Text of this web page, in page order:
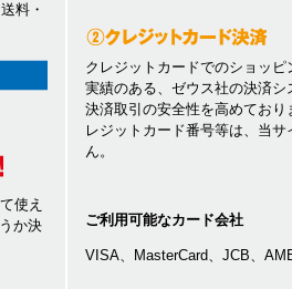
料・
使え
か決
クレジットカードでのショッピ
実績のある、ゼウス社の決済シ
決済取引の安全性を高めており
レジットカード番号等は、当
ん。
ご利用可能なカード会社
VISA、MasterCard、JCB、